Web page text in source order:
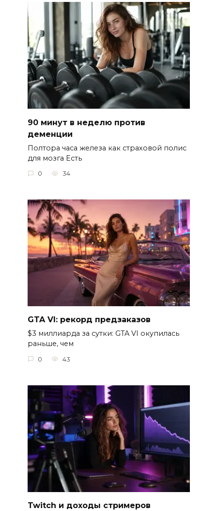
90 минут в неделю против
деменции
Полтора часа железа как страховой полис
для мозга Есть
0 34
GTA VI: рекорд предзаказов
$3 миллиарда за сутки: GTA VI окупилась
раньше, чем
0 43
Twitch и доходы стримеров